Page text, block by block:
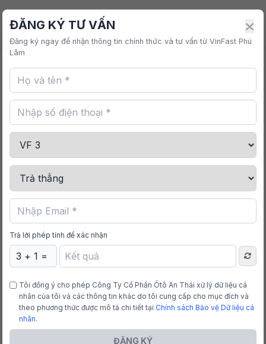
VINFAST PHÚ LÂM
Trang chủ
ĐĂNG KÝ TƯ VẤN
Đăng ký ngay để nhận thông tin chính thức và tư vấn từ VinFast Phú
Lâm
Trả lời phép tính để xác nhận
Tôi đồng ý cho phép Công Ty Cổ Phần Ôtô An Thái xử lý dữ liệu cá
nhân của tôi và các thông tin khác do tôi cung cấp cho mục đích và
theo phương thức được mô tả chi tiết tại Chính sách Bảo vệ Dữ liệu cá
nhân.
ĐĂNG KÝ